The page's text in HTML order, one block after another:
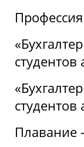
студентов
студентов
Плавание